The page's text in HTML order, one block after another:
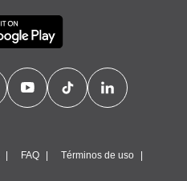
FAQ Términos de uso